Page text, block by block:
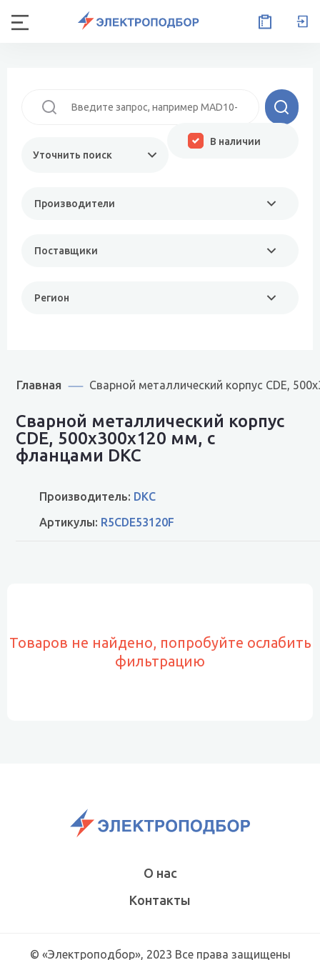
Уточнить поиск
Производители
Поставщики
Регион
В наличии
Главная Сварной металлический корпус CDE,
Сварной металлический корпус
CDE, 500х300х120 мм, с
фланцами DKC
Производитель: DKC
Артикулы: R5CDE53120F
Товаров не найдено, попробуйте ослабить
фильтрацию
О нас
Контакты
© «Электроподбор», 2023 Все права защищены